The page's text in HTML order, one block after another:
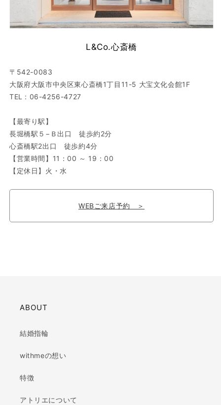
L&Co.心斎橋
〒542-0083
大阪府大阪市中央区東心斎橋1丁目11-5 大宝文化会館1F
TEL : 06-4256-4727
【最寄り駅】
長堀橋駅５−Ｂ出口 徒歩約2分
心斎橋駅2出口 徒歩約4分
【営業時間】11：00 ～ 19：00
【定休日】火・水
WEBご来店予約 ＞
ABOUT
結婚指輪
withmeの想い
特徴
アトリエについて